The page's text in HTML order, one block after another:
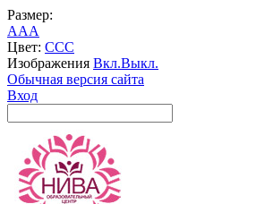
Размер:
AAA
Цвет: CCC
Изображения Вкл.Выкл.
Обычная версия сайта
Вход